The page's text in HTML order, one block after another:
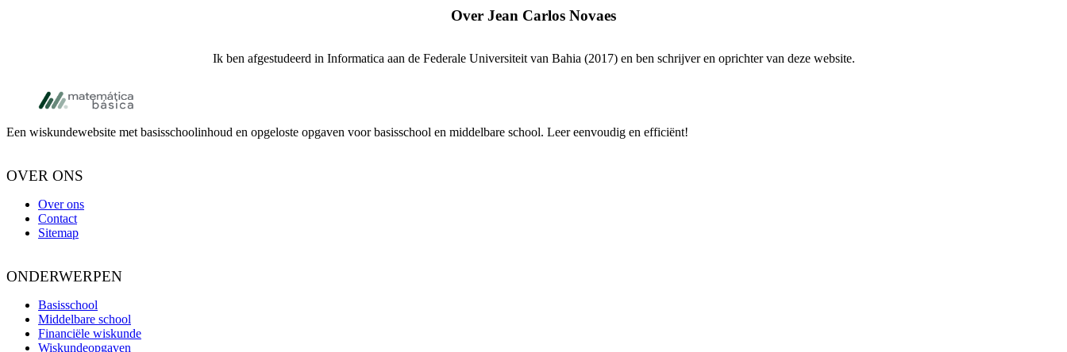
Over Jean Carlos Novaes
Ik ben afgestudeerd in Informatica aan de Federale Universiteit van Bahia (2017) en ben schrijver en oprichter van deze website.
Footer
Een wiskundewebsite met basisschoolinhoud en opgeloste opgaven voor basisschool en middelbare school. Leer eenvoudig en efficiënt!
OVER ONS
Over ons
Contact
Sitemap
ONDERWERPEN
Basisschool
Middelbare school
Financiële wiskunde
Wiskundeopgaven